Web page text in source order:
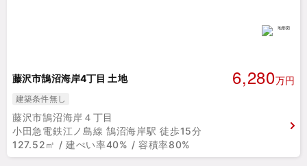
藤沢市鵠沼海岸4丁目 土地 6,280万円
建築条件無し
藤沢市鵠沼海岸４丁目
小田急電鉄江ノ島線 鵠沼海岸駅 徒歩15分
127.52㎡ / 建ぺい率40% / 容積率80%